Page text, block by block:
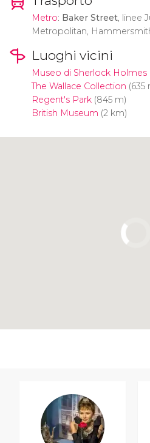
Metro: Baker Street, linee
Metropolitan,
Luoghi vicini
Museo di Sherlock Holmes
The Wallace Collection (635
Regent's Park(845 m)
British Museum (2 km)